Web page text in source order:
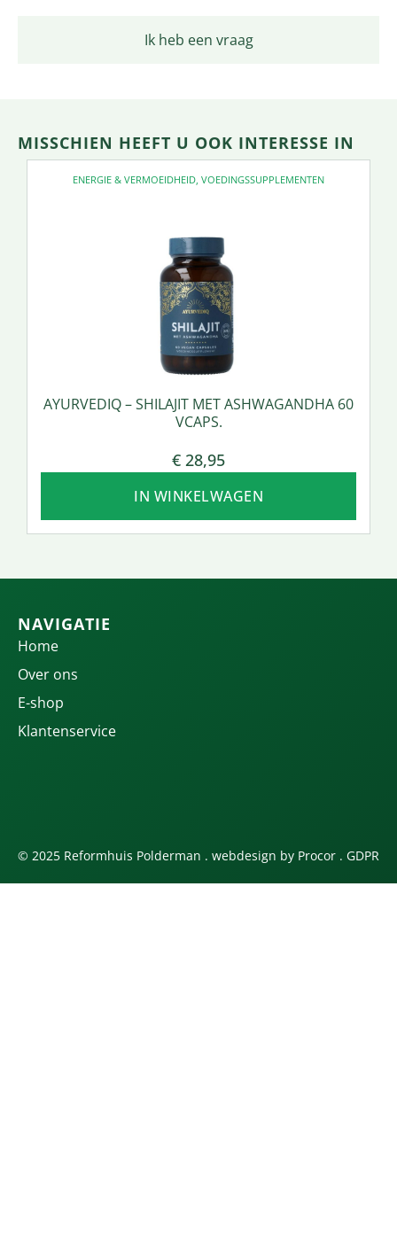
Ik heb een vraag
MISSCHIEN HEEFT U OOK INTERESSE IN
ENERGIE & VERMOEIDHEID, VOEDINGSSUPPLEMENTEN
AYURVEDIQ – SHILAJIT MET ASHWAGANDHA 60
VCAPS.
€ 28,95
IN WINKELWAGEN
NAVIGATIE
Home
Over ons
E-shop
Klantenservice
© 2025 Reformhuis Polderman . webdesign by Procor . GDPR